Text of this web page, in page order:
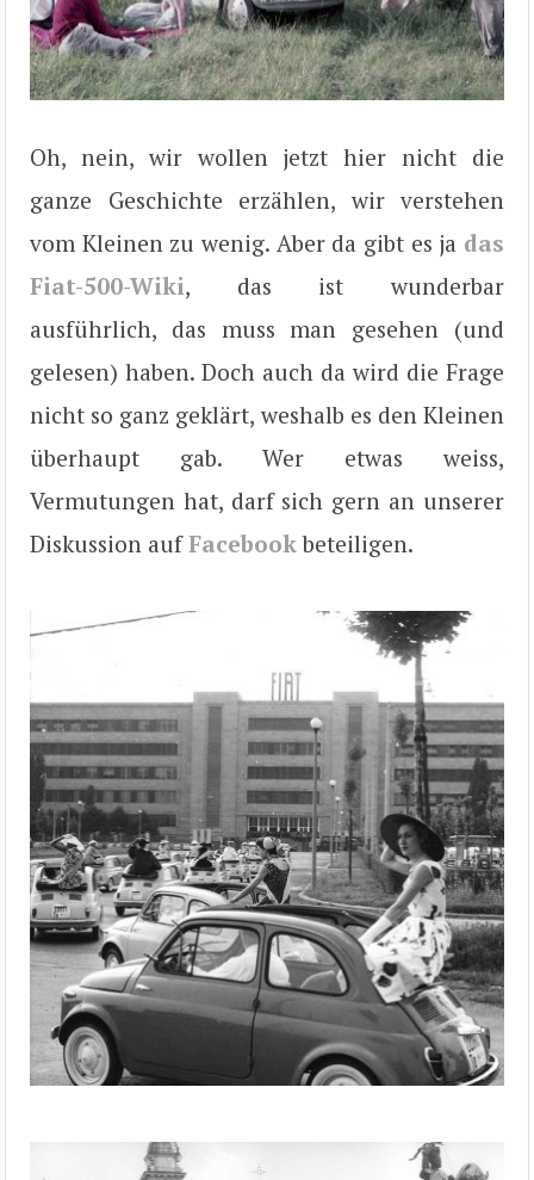
Oh, nein, wir wollen jetzt hier nicht die
ganze Geschichte erzählen, wir verstehen
vom Kleinen zu wenig. Aber da gibt es ja das
Fiat-500-Wiki, das ist wunderbar
ausführlich, das muss man gesehen (und
gelesen) haben. Doch auch da wird die Frage
nicht so ganz geklärt, weshalb es den Kleinen
überhaupt gab. Wer etwas weiss,
Vermutungen hat, darf sich gern an unserer
Diskussion aufFacebook beteiligen.